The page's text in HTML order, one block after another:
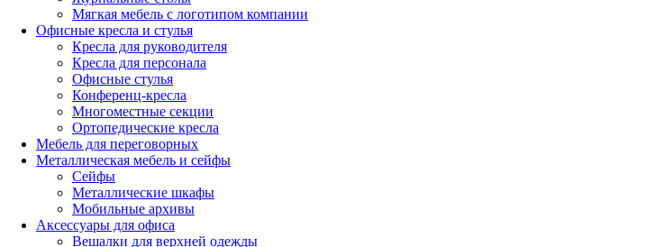
Мягкая мебель с логотипом компании
Офисные кресла и стулья
Кресла для руководителя
Кресла для персонала
Офисные стулья
Конференц-кресла
Многоместные секции
Ортопедические кресла
Мебель для переговорных
Металлическая мебель и сейфы
Сейфы
Металлические шкафы
Мобильные архивы
Аксессуары для офиса
Вешалки для верхней одежды